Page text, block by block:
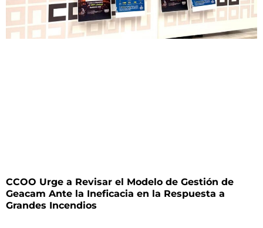
CCOO Urge a Revisar el Modelo de Gestión de
Geacam Ante la Ineficacia en la Respuesta a
Grandes Incendios